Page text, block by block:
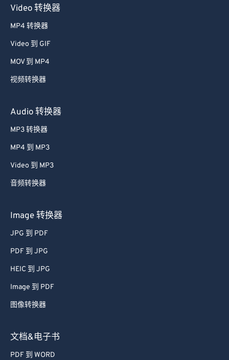
Video 转换器
MP4 转换器
Video 到 GIF
MOV 到 MP4
视频转换器
Audio 转换器
MP3 转换器
MP4 到 MP3
Video 到 MP3
音频转换器
Image 转换器
JPG 到 PDF
PDF 到 JPG
HEIC 到 JPG
Image 到 PDF
图像转换器
文档&电子书
PDF 到 WORD